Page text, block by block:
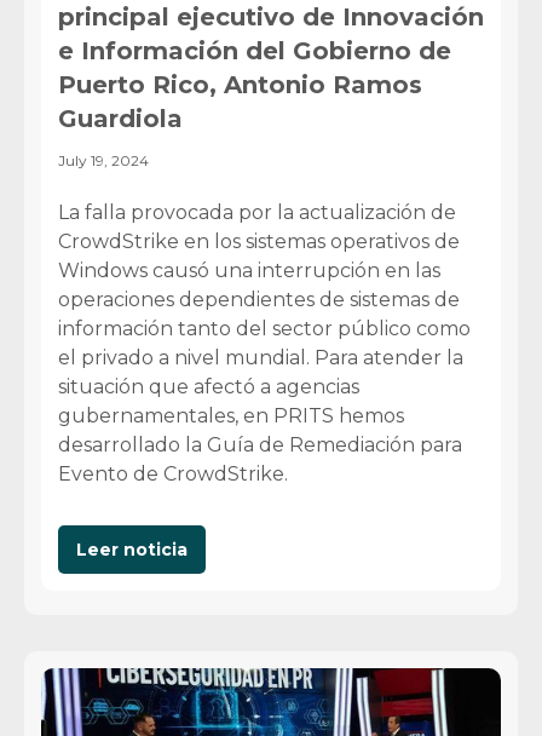
principal ejecutivo de Innovación
e Información del Gobierno de
Puerto Rico, Antonio Ramos
Guardiola
July 19, 2024
La falla provocada por la actualización de
CrowdStrike en los sistemas operativos de
Windows causó una interrupción en las
operaciones dependientes de sistemas de
información tanto del sector público como
el privado a nivel mundial. Para atender la
situación que afectó a agencias
gubernamentales, en PRITS hemos
desarrollado la Guía de Remediación para
Evento de CrowdStrike.
Leer noticia